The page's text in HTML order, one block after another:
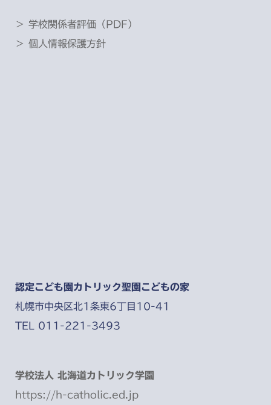
＞ 学校関係者評価（PDF）
＞ 個人情報保護方針
認定こども園カトリック聖園こどもの家
札幌市中央区北1条東6丁目10-41
TEL 011-221-3493
学校法人 北海道カトリック学園
https://h-catholic.ed.jp